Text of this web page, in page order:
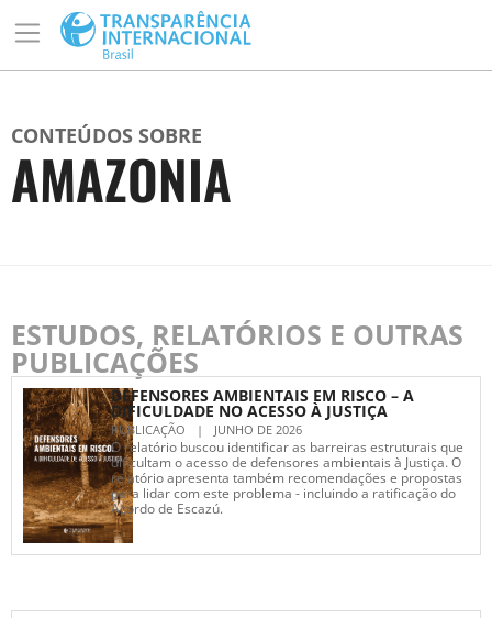
CONTEÚDOS SOBRE
AMAZONIA
ESTUDOS, RELATÓRIOS E OUTRAS
PUBLICAÇÕES
DEFENSORES AMBIENTAIS EM RISCO – A
DIFICULDADE NO ACESSO À JUSTIÇA
PUBLICAÇÃO | JUNHO DE 2026
O relatório buscou identificar as barreiras estruturais que
dificultam o acesso de defensores ambientais à Justiça. O
relatório apresenta também recomendações e propostas
para lidar com este problema - incluindo a ratificação do
Acordo de Escazú.